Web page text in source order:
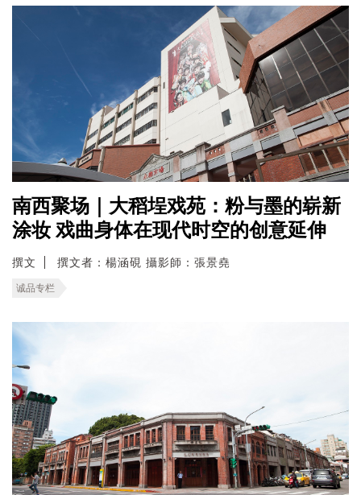
南西聚场｜大稻埕戏苑：粉与墨的崭新
涂妆 戏曲身体在现代时空的创意延伸
撰文 撰文者：楊涵硯 攝影師：張景堯
诚品专栏